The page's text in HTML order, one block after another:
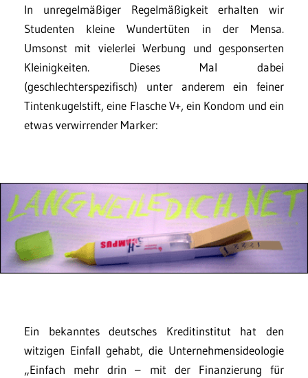
In unregelmäßiger Regelmäßigkeit erhalten wir
Studenten kleine Wundertüten in der Mensa.
Umsonst mit vielerlei Werbung und gesponserten
Kleinigkeiten. Dieses Mal dabei
(geschlechterspezifisch) unter anderem ein feiner
Tintenkugelstift, eine Flasche V+, ein Kondom und ein
etwas verwirrender Marker:
Ein bekanntes deutsches Kreditinstitut hat den
witzigen Einfall gehabt, die Unternehmensideologie
„Einfach mehr drin – mit der Finanzierung für